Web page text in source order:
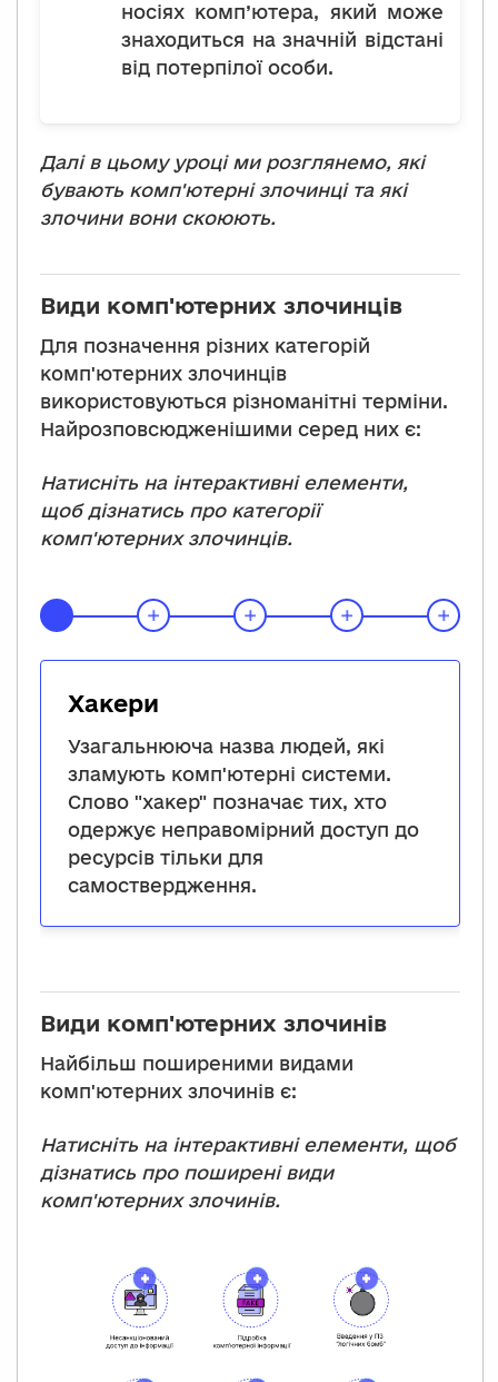
носіях комп’ютера, який може
знаходиться на значній відстані
від потерпілої особи.
Далі в цьому уроці ми розглянемо, які
бувають комп'ютерні злочинці та які
злочини вони скоюють.
Види комп'ютерних злочинців
Для позначення різних категорій
комп'ютерних злочинців
використовуються різноманітні терміни.
Найрозповсюдженішими серед них є:
Натисніть на інтерактивні елементи,
щоб дізнатись про категорії
комп'ютерних злочинців.
Хакери
Узагальнююча назва людей, які
зламують комп'ютерні системи.
Слово "хакер" позначає тих, хто
одержує неправомірний доступ до
ресурсів тільки для
самоствердження.
Види комп'ютерних злочинів
Найбільш поширеними видами
комп'ютерних злочинів є:
Натисніть на інтерактивні елементи, щоб
дізнатись про поширені види
комп'ютерних злочинів.